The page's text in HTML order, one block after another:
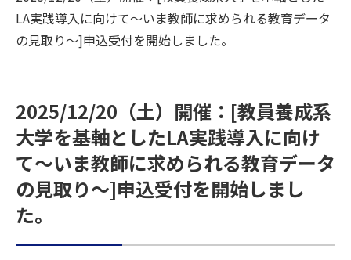
LA実践導入に向けて～いま教師に求められる教育データ
の見取り～]申込受付を開始しました。
2025/12/20（土）開催：[教員養成系
大学を基軸としたLA実践導入に向け
て～いま教師に求められる教育データ
の見取り～]申込受付を開始しまし
た。